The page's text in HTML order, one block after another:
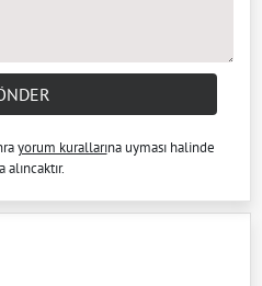
yorum kurallarına uyması halinde
alıncaktır.